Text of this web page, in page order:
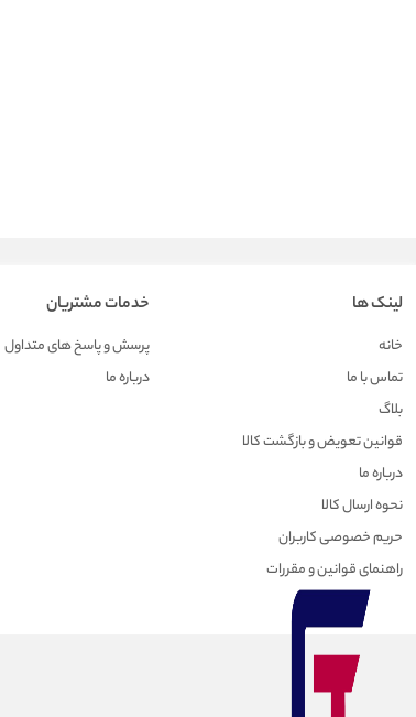
لینک ها
خانه
تماس با ما
بلاگ
قوانین تعویض و بازگشت کالا
درباره ما
نحوه ارسال کالا
حریم خصوصی کاربران
راهنمای قوانین و مقررات
خدمات مشتریان
پرسش و پاسخ های متداول
درباره ما